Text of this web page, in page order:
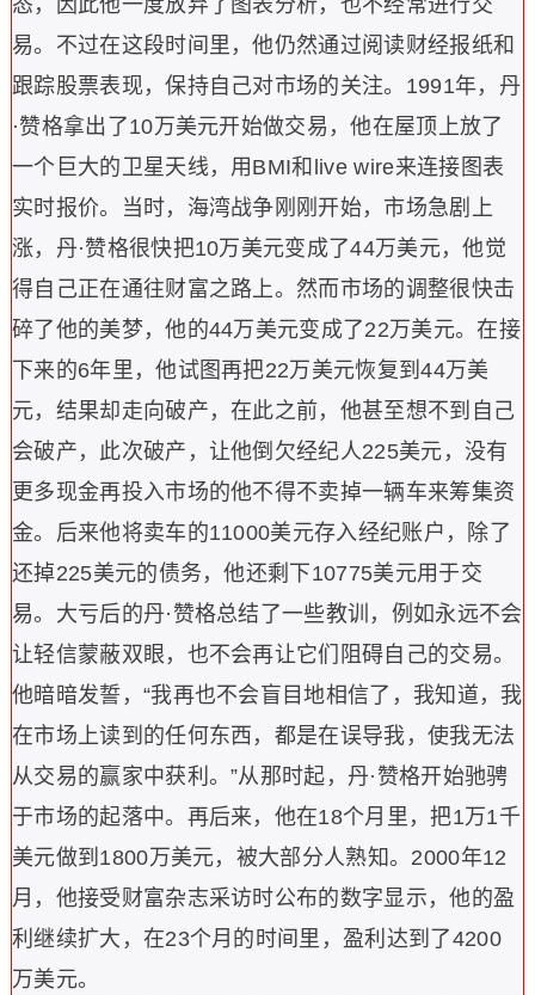
态，因此他一度放弃了图表分析，也不经常进行交
易。不过在这段时间里，他仍然通过阅读财经报纸和
跟踪股票表现，保持自己对市场的关注。 1991年，丹
·赞格拿出了10万美元开始做交易，他在屋顶上放了
一个巨大的卫星天线，用BMI和live wire来连接图表
实时报价。当时，海湾战争刚刚开始，市场急剧上
涨，丹·赞格很快把10万美元变成了44万美元，他觉
得自己正在通往财富之路上。然而市场的调整很快击
碎了他的美梦，他的44万美元变成了22万美元。在接
下来的6年里，他试图再把22万美元恢复到44万美
元，结果却走向破产，在此之前，他甚至想不到自己
会破产，此次破产，让他倒欠经纪人225美元，没有
更多现金再投入市场的他不得不卖掉一辆车来筹集资
金。后来他将卖车的11000美元存入经纪账户，除了
还掉225美元的债务，他还剩下10775美元用于交
易。 大亏后的丹·赞格总结了一些教训，例如永远不会
让轻信蒙蔽双眼，也不会再让它们阻碍自己的交易。
他暗暗发誓，“我再也不会盲目地相信了，我知道，我
在市场上读到的任何东西，都是在误导我，使我无法
从交易的赢家中获利。”从那时起，丹·赞格开始驰骋
于市场的起落中。再后来，他在18个月里，把1万1千
美元做到1800万美元，被大部分人熟知。2000年12
月，他接受财富杂志采访时公布的数字显示，他的盈
利继续扩大，在23个月的时间里，盈利达到了4200
万美元。